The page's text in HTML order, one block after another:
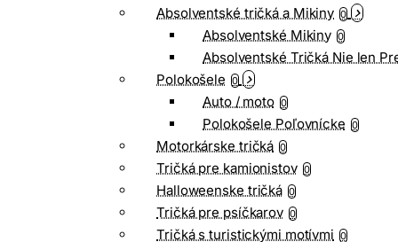
Absolventské tričká a Mikiny 0
Absolventské Mikiny 0
Absolventské Tričká Nie len
Polokošele 0
Auto / moto 0
Polokošele Poľovnícke 0
Motorkárske tričká 0
Tričká pre kamionistov 0
Halloweenske tričká 0
Tričká pre psíčkarov 0
Tričká s turistickými motívmi 0